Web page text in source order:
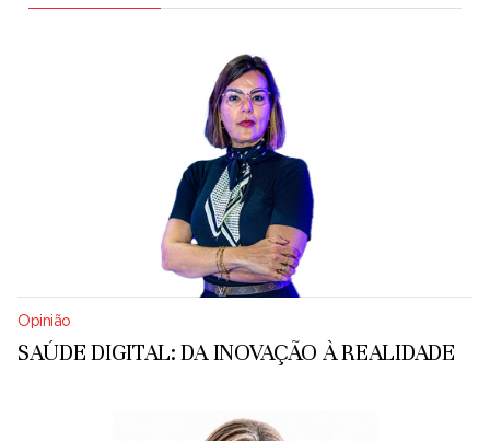
Opinião
SAÚDE DIGITAL: DA INOVAÇÃO À REALIDADE